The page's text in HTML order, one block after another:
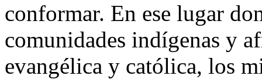
conformar. En ese lugar
comunidades indígenas y
evangélica y católica, los